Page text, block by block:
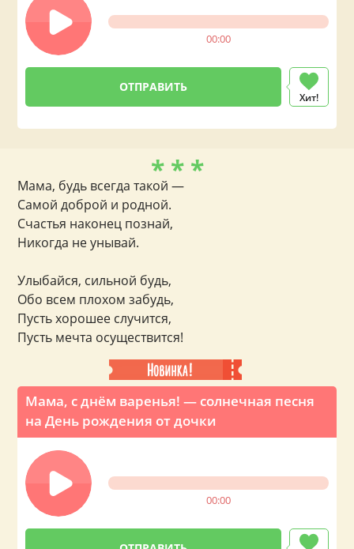
00:00
Хит!
Мама, с днём варенья! — солнечная песня
на День рождения от дочки
00:00
* * *
Мама, будь всегда такой —
Самой доброй и родной.
Счастья наконец познай,
Никогда не унывай.
Улыбайся, сильной будь,
Обо всем плохом забудь,
Пусть хорошее случится,
Пусть мечта осуществится!